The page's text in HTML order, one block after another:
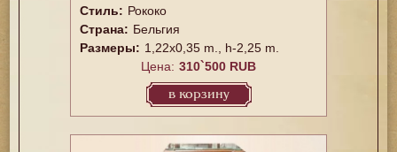
Стиль: Рококо
Страна: Бельгия
Размеры: 1,22x0,35 m., h-2,25 m.
Цена: 310`500 RUB
в корзину